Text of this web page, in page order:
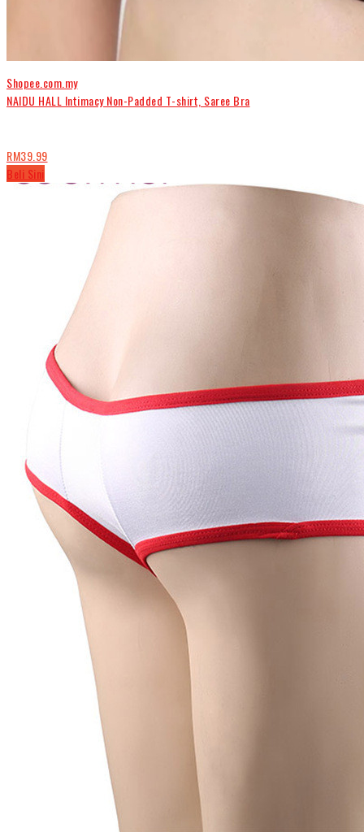
Shopee.com.my
NAIDU HALL Intimacy Non-Padded T-shirt, Saree Bra
RM39.99
Beli Sini